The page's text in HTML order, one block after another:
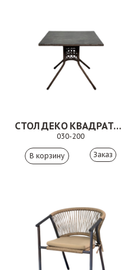
СТОЛ ДЕКО КВАДРАТНЫЙ КОРИЧНЕВЫЙ
030-200
Заказ